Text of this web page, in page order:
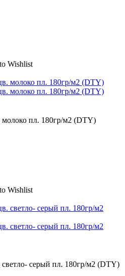
пл. 180гр/м2 (DTY)
серый пл. 180гр/м2 (DTY)